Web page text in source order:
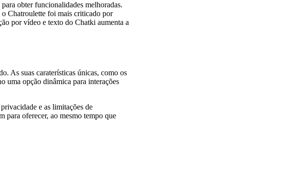
obter funcionalidades melhoradas.
Chatroulette foi mais criticado por
por vídeo e texto do Chatki aumenta a
As suas caraterísticas únicas, como os
uma opção dinâmica para interações
e as limitações de
para oferecer, ao mesmo tempo que